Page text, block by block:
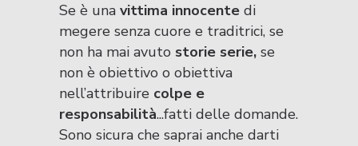
Se è una vittima innocente di
megere senza cuore e traditrici, se
non ha mai avuto storie serie, se
non è obiettivo o obiettiva
nell’attribuire colpe e
responsabilità...fatti delle domande.
Sono sicura che saprai anche darti